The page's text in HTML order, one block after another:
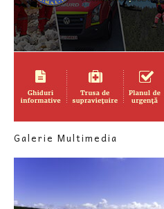
Galerie Multimedia